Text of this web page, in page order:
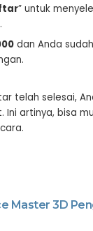
” untuk
dan Anda
telah selesai,
Ini artinya, bisa
Master 3D